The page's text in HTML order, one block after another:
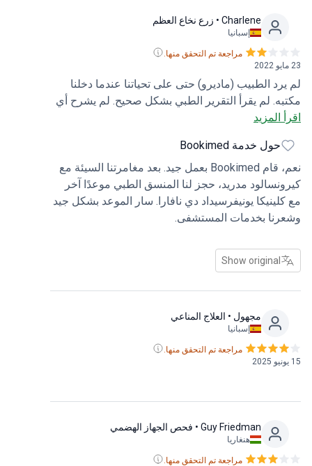
Charlene • زرع نخاع العظم
إسبانيا
23 مايو 2022
مراجعة تم التحقق منها.
لم يرد الطبيب (ماديرو) حتى على تحياتنا عندما دخلنا
مكتبه. لم يقرأ التقرير الطبي بشكل صحيح. لم يشرح أي
شيء. كان يفعل الأشياء بسرعة كما لو لم يكن لدينا
شعرنا بالإحباط بعد الاستشارة. قادم من الكاميرون لهذا ،
كان محبطًا للغاية.
اقرأ المزيد
حول خدمة Bookimed
نعم، قام Bookimed بعمل جيد. بعد مغامرتنا السيئة مع
كيرونسالود مدريد، حجز لنا المنسق الطبي موعدًا آخر
مع كلينيكا يونيفرسيداد دي نافارا. سار الموعد بشكل جيد
وشعرنا بخدمات المستشفى.
Show original
مجهول • العلاج المناعي
إسبانيا
15 يونيو 2025
مراجعة تم التحقق منها.
Guy Friedman • فحص الجهاز الهضمي
هنغاريا
مراجعة تم التحقق منها.